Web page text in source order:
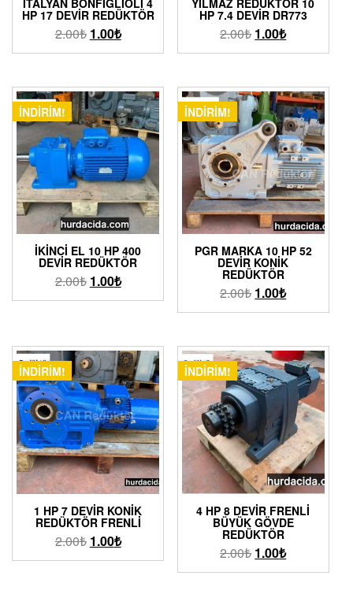
HP 17 DEVIR REDÜKTÖR
2.00₺ 1.00₺
HP 7.4 DEVIR DR773
2.00₺ 1.00₺
İNDIRIM!
İKINCI EL 10 HP 400
DEVIR REDÜKTÖR
2.00₺ 1.00₺
İNDIRIM!
PGR MARKA 10 HP 52
DEVIR KONIK
REDÜKTÖR
2.00₺ 1.00₺
İNDIRIM!
1 HP 7 DEVIR KONIK
REDÜKTÖR FRENLI
2.00₺ 1.00₺
İNDIRIM!
4 HP 8 DEVIR FRENLI
BÜYÜK GÖVDE
REDÜKTÖR
2.00₺ 1.00₺